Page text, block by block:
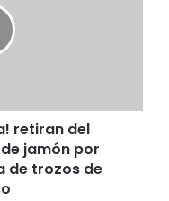
retiran del
jamón por
de trozos de